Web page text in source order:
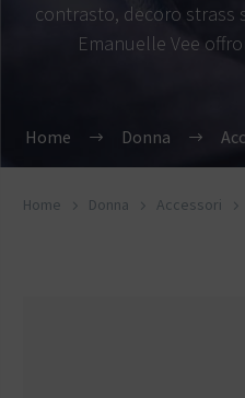
contrasto, decoro strass
Emanuelle Vee
Home Donna
Home Donna Accessori